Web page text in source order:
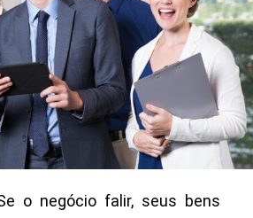
o negócio falir, seus bens